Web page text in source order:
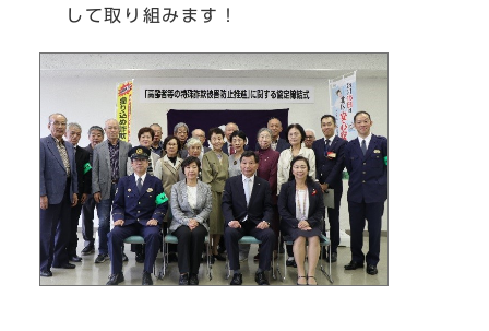
して取り組みます！